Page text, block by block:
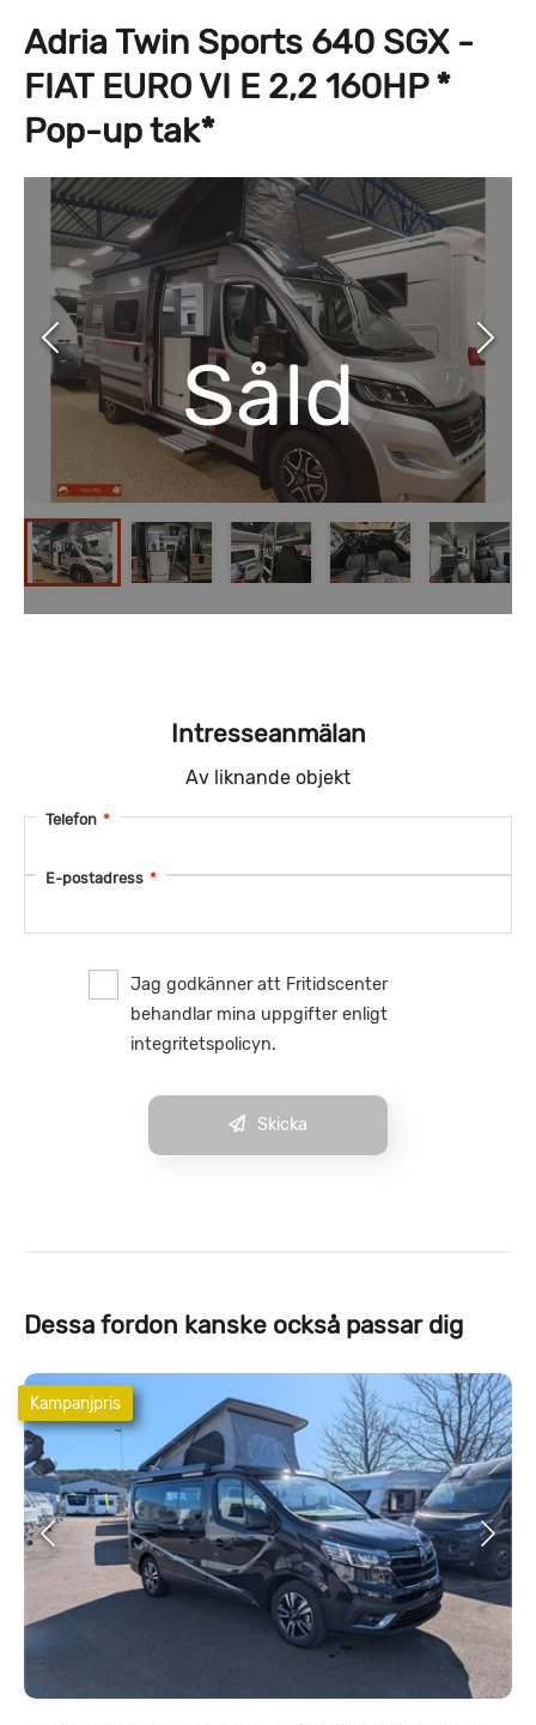
Adria Twin Sports 640 SGX -
FIAT EURO VI E 2,2 160HP *
Pop-up tak*
Såld
Intresseanmälan
Av liknande objekt
Telefon *
E-postadress *
Jag godkänner att Fritidscenter
behandlar mina uppgifter enligt
integritetspolicyn.
Skicka
Dessa fordon kanske också passar dig
Kampanjpris